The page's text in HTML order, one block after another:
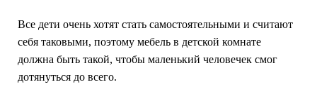
Все дети очень хотят стать самостоятельными и считают
себя таковыми, поэтому мебель в детской комнате
должна быть такой, чтобы маленький человечек смог
дотянуться до всего.